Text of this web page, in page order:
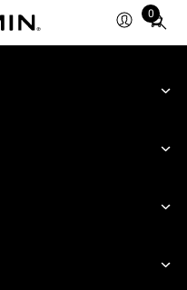
0
Total
items
cart: